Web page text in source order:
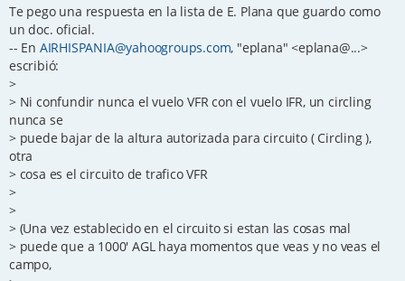
s
t
Te pego una respuesta en la lista de E. Plana que guardo como
un doc. oficial.
-- En AIRHISPANIA@yahoogroups.com, "eplana" <eplana@...>
escribió:
>
> Ni confundir nunca el vuelo VFR con el vuelo IFR, un circling
nunca se
> puede bajar de la altura autorizada para circuito ( Circling ),
otra
> cosa es el circuito de trafico VFR
>
>
> (Una vez establecido en el circuito si estan las cosas mal
> puede que a 1000' AGL haya momentos que veas y no veas el
campo,